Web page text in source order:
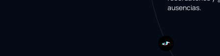
ausencias.